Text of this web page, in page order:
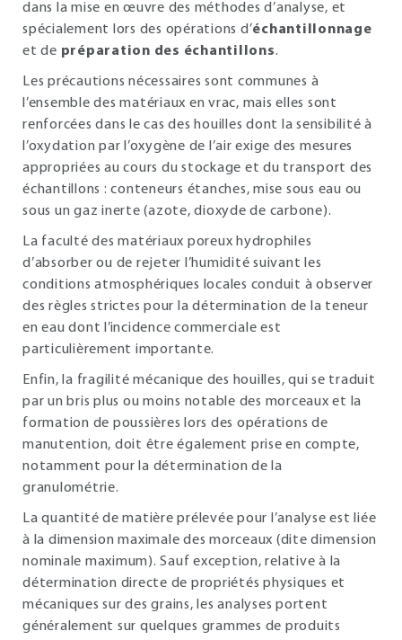
dans la mise en œuvre des méthodes d’analyse, et
spécialement lors des opérations d’échantillonnage
et de préparation des échantillons.
Les précautions nécessaires sont communes à
l’ensemble des matériaux en vrac, mais elles sont
renforcées dans le cas des houilles dont la sensibilité à
l’oxydation par l’oxygène de l’air exige des mesures
appropriées au cours du stockage et du transport des
échantillons : conteneurs étanches, mise sous eau ou
sous un gaz inerte (azote, dioxyde de carbone).
La faculté des matériaux poreux hydrophiles
d’absorber ou de rejeter l’humidité suivant les
conditions atmosphériques locales conduit à observer
des règles strictes pour la détermination de la teneur
en eau dont l’incidence commerciale est
particulièrement importante.
Enfin, la fragilité mécanique des houilles, qui se traduit
par un bris plus ou moins notable des morceaux et la
formation de poussières lors des opérations de
manutention, doit être également prise en compte,
notamment pour la détermination de la
granulométrie.
La quantité de matière prélevée pour l’analyse est liée
à la dimension maximale des morceaux (dite dimension
nominale maximum). Sauf exception, relative à la
détermination directe de propriétés physiques et
mécaniques sur des grains, les analyses portent
généralement sur quelques grammes de produits